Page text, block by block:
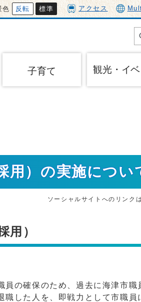
色 反転 標準 アクセス
子育て 観光・イベ
用）の実施につい
ソーシャルサイトへのリンク
用）
の確保のため、過去に海津市職
した人を、即戦力として市職員